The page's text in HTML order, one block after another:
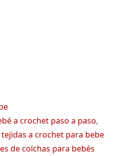
a crochet paso a paso,
a crochet para bebe
de colchas para bebés